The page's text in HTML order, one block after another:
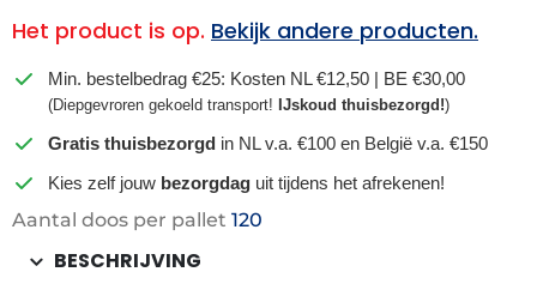
Het product is op. Bekijk andere producten.
Min. bestelbedrag €25: Kosten NL €12,50 | BE €30,00
(Diepgevroren gekoeld transport! IJskoud thuisbezorgd!)
Gratis thuisbezorgd in NL v.a. €100 en België v.a. €150
Kies zelf jouw bezorgdag uit tijdens het afrekenen!
Aantal doos per pallet 120
BESCHRIJVING